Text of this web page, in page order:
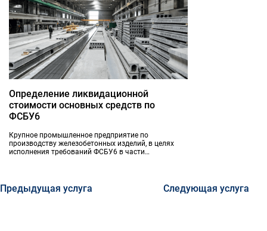
Определение ликвидационной
стоимости основных средств по
ФСБУ6
Крупное промышленное предприятие по
производству железобетонных изделий, в целях
исполнения требований ФСБУ6 в части
Предыдущая услуга Следующая услуга